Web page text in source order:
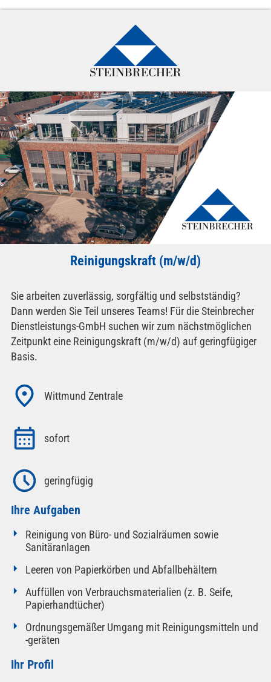
Reinigungskraft (m/w/d)
Sie arbeiten zuverlässig, sorgfältig und selbstständig?
Dann werden Sie Teil unseres Teams! Für die Steinbrecher
Dienstleistungs-GmbH suchen wir zum nächstmöglichen
Zeitpunkt eine Reinigungskraft (m/w/d) auf geringfügiger
Basis.
Wittmund Zentrale
sofort
geringfügig
Ihre Aufgaben
Reinigung von Büro- und Sozialräumen sowie
Sanitäranlagen
Leeren von Papierkörben und Abfallbehältern
Auffüllen von Verbrauchsmaterialien (z. B. Seife,
Papierhandtücher)
Ordnungsgemäßer Umgang mit Reinigungsmitteln und
-geräten
Ihr Profil